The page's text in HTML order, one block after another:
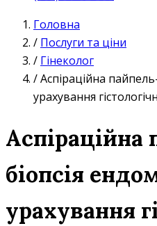
Головна
/ Послуги та ціни
/ Гінеколог
/Аспіраційна
урахування
Аспіраційна
біопсія
урахування